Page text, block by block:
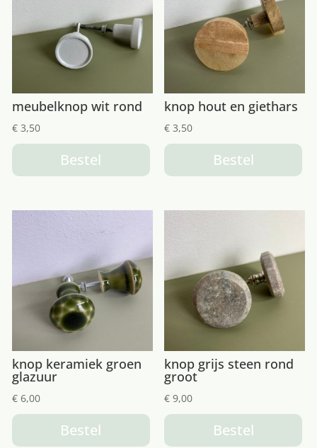
meubelknop wit rond
€3,50
Bestel
knop hout en giethars
€ 3,50
Bestel
knop keramiek groen
glazuur
€6,00
Bestel
knop grijs steen rond
groot
€ 9,00
Bestel